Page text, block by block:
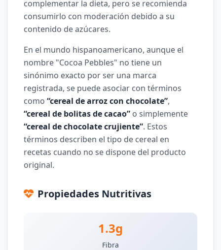
complementar la dieta, pero se recomienda
consumirlo con moderación debido a su
contenido de azúcares.
En el mundo hispanoamericano, aunque el
nombre "Cocoa Pebbles" no tiene un
sinónimo exacto por ser una marca
registrada, se puede asociar con términos
como “cereal de arroz con chocolate”,
“cereal de bolitas de cacao” o simplemente
“cereal de chocolate crujiente”. Estos
términos describen el tipo de cereal en
recetas cuando no se dispone del producto
original.
Propiedades Nutritivas
1.3g
Fibra